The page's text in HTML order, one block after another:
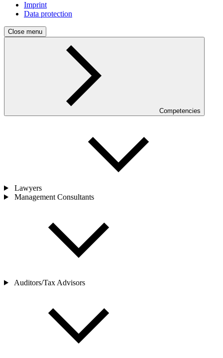
Imprint
Data protection
Close menu
Competencies
Lawyers
Management Consultants
Auditors/Tax Advisors